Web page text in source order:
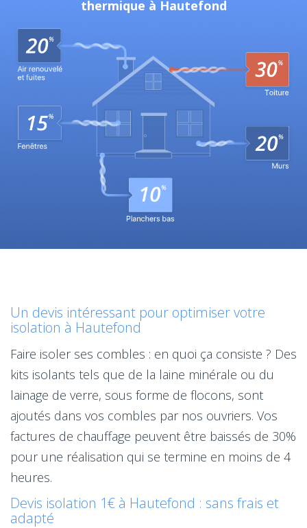
thermique à Hautefond
Un devis intéressant pour optimiser votre
isolation à Hautefond
Faire isoler ses combles : en quoi ça consiste ? Des
kits isolants tels que de la laine minérale ou du
lainage de verre, sous forme de flocons, sont
ajoutés dans vos combles par nos ouvriers. Vos
factures de chauffage peuvent être baissés de 30%
pour une réalisation qui se termine en moins de 4
heures.
Devis isolation 1€ à Hautefond : sans frais et
adapté